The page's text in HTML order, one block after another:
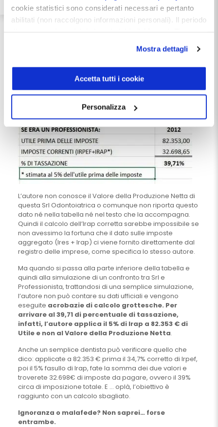
cookie statistici sono considerati necessari e pertanto
abilitati (non raccolgono informazioni personali). Il periodo
indirizzo:dentistamanager.it/contatti-dentista-
Chiudendo questo banner tramite apposita X in alto a
Mostra dettagli
Accetta tutti i cookie
Personalizza
L’autore non conosce il Valore della Produzione Netta di
questa Srl Odontoiatrica o comunque non riporta questo
dato né nella tabella né nel testo che la accompagna.
Quindi il calcolo dell’Irap corretta sarebbe impossibile se
non avessimo la fortuna che il dato sulle imposte
aggregato (Ires + Irap) ci viene fornito direttamente dal
registro delle imprese, come specifica lo stesso autore.
Ma quando si passa alla parte inferiore della tabella e
quindi alla simulazione di un confronto tra Srl e
Professionista, trattandosi di una semplice simulazione,
l’autore non può contare su dati ufficiali e vengono
eseguite acrobazie di calcolo grottesche. Per
arrivare al 39,71 di percentuale di tassazione,
infatti, l’autore applica il 5% di Irap a 82.353 € di
Utile e non al Valore della Produzione Netta.
Anche un semplice dentista può verificare quello che
dico: applicate a 82.353 € prima il 34,7% corretto di Irpef,
poi il 5% fasullo di Irap, fate la somma dei due valori e
troverete 32.698€ di imposte da pagare, ovvero il 39%
circa di imposizione totale. E … oplà, l’obiettivo è
raggiunto con un calcolo sbagliato.
Ignoranza o malafede? Non saprei… forse
entrambe.